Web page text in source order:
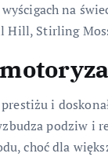
na
Hill, Stirling
i
podziw i
choć dla